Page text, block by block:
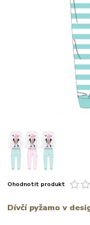
Ohodnotit produkt
Dívčí pyžamo v